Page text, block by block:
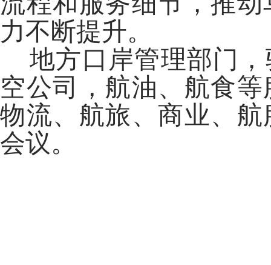
力不断提升。
地方口岸管理部门，
空公司，航油、航食
物流、航旅、商业、
会议。